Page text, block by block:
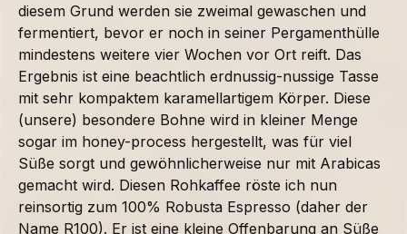
diesem Grund werden sie zweimal gewaschen und
fermentiert, bevor er noch in seiner Pergamenthülle
mindestens weitere vier Wochen vor Ort reift. Das
Ergebnis ist eine beachtlich erdnussig-nussige Tasse
mit sehr kompaktem karamellartigem Körper. Diese
(unsere) besondere Bohne wird in kleiner Menge
sogar im honey-process hergestellt, was für viel
Süße sorgt und gewöhnlicherweise nur mit Arabicas
gemacht wird. Diesen Rohkaffee röste ich nun
reinsortig zum 100% Robusta Espresso (daher der
Name R100). Er ist eine kleine Offenbarung an Süße